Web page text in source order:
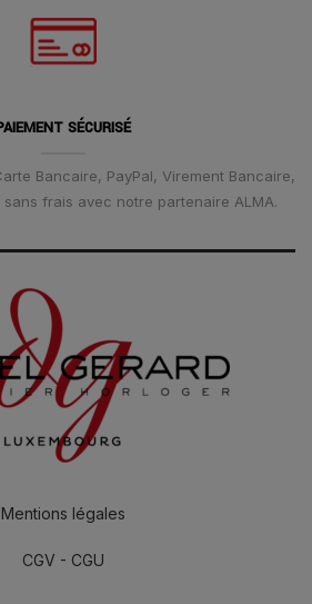
SÉCURISÉ
Bancaire, PayPal, Virement Bancaire,
frais avec notre partenaire ALMA.
Mentions légales
CGV - CGU